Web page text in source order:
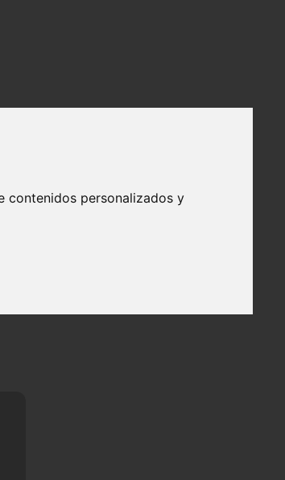
contenidos personalizados y